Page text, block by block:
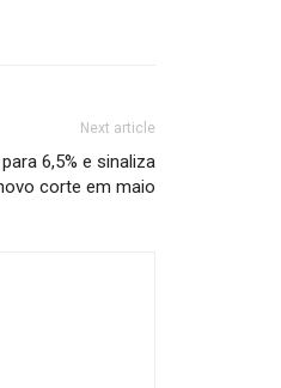
Next article
6,5% e sinaliza
corte em maio